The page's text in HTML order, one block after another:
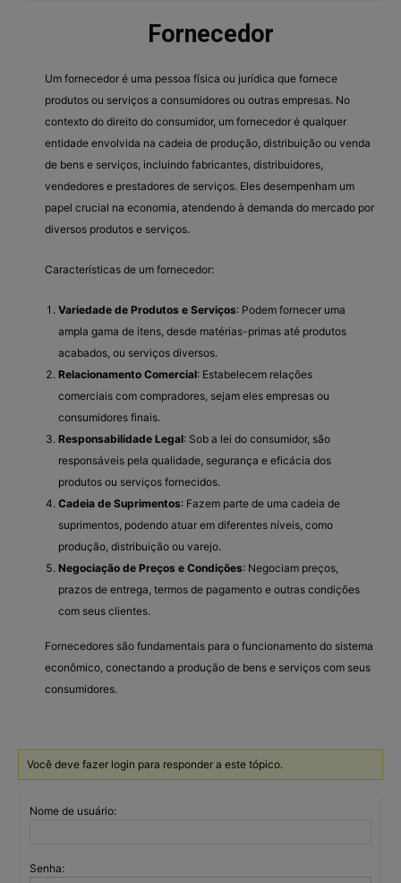
Fornecedor
Um fornecedor é uma pessoa física ou jurídica que fornece
produtos ou serviços a consumidores ou outras empresas. No
contexto do direito do consumidor, um fornecedor é qualquer
entidade envolvida na cadeia de produção, distribuição ou venda
de bens e serviços, incluindo fabricantes, distribuidores,
vendedores e prestadores de serviços. Eles desempenham um
papel crucial na economia, atendendo à demanda do mercado por
diversos produtos e serviços.
Características de um fornecedor:
Variedade de Produtos e Serviços: Podem fornecer uma
ampla gama de itens, desde matérias-primas até produtos
acabados, ou serviços diversos.
Relacionamento Comercial: Estabelecem relações
comerciais com compradores, sejam eles empresas ou
consumidores finais.
Responsabilidade Legal: Sob a lei do consumidor, são
responsáveis pela qualidade, segurança e eficácia dos
produtos ou serviços fornecidos.
Cadeia de Suprimentos: Fazem parte de uma cadeia de
suprimentos, podendo atuar em diferentes níveis, como
produção, distribuição ou varejo.
Negociação de Preços e Condições: Negociam preços,
prazos de entrega, termos de pagamento e outras condições
com seus clientes.
Fornecedores são fundamentais para o funcionamento do sistema
econômico, conectando a produção de bens e serviços com seus
consumidores.
Você deve fazer login para responder a este tópico.
Nome de usuário:
Senha: